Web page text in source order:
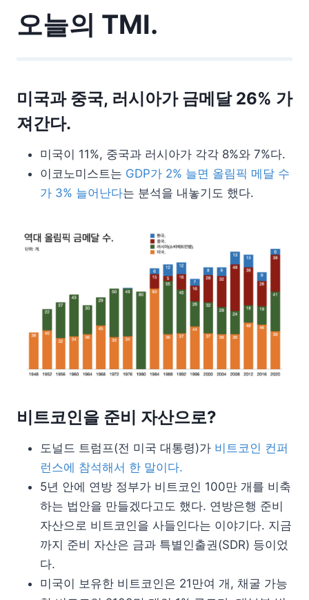
오늘의 TMI.
미국과 중국, 러시아가 금메달 26% 가
져간다.
미국이 11%, 중국과 러시아가 각각 8%와 7%다.
이코노미스트는 GDP가 2% 늘면 올림픽 메달 수
가 3% 늘어난다는 분석을 내놓기도 했다.
비트코인을 준비 자산으로?
도널드 트럼프(전 미국 대통령)가 비트코인 컨퍼
런스에 참석해서 한 말이다.
5년 안에 연방 정부가 비트코인 100만 개를 비축
하는 법안을 만들겠다고도 했다. 연방은행 준비
자산으로 비트코인을 사들인다는 이야기다. 지금
까지 준비 자산은 금과 특별인출권(SDR) 등이었
다.
미국이 보유한 비트코인은 21만여 개, 채굴 가능